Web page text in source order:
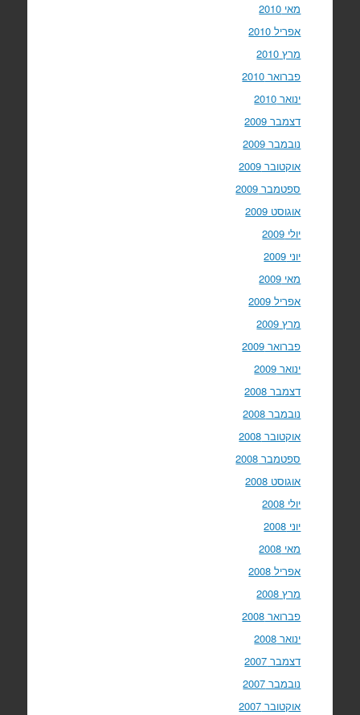
מאי 2010
אפריל 2010
מרץ 2010
פברואר 2010
ינואר 2010
דצמבר 2009
נובמבר 2009
אוקטובר 2009
ספטמבר 2009
אוגוסט 2009
יולי 2009
יוני 2009
מאי 2009
אפריל 2009
מרץ 2009
פברואר 2009
ינואר 2009
דצמבר 2008
נובמבר 2008
אוקטובר 2008
ספטמבר 2008
אוגוסט 2008
יולי 2008
יוני 2008
מאי 2008
אפריל 2008
מרץ 2008
פברואר 2008
ינואר 2008
דצמבר 2007
נובמבר 2007
אוקטובר 2007